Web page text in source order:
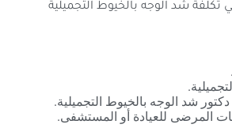
تكلفة شد الوجه بالخيوط التجميلية
شد الوجه بالخيوط التجميلية.
المرضى للعيادة أو المستشفى.